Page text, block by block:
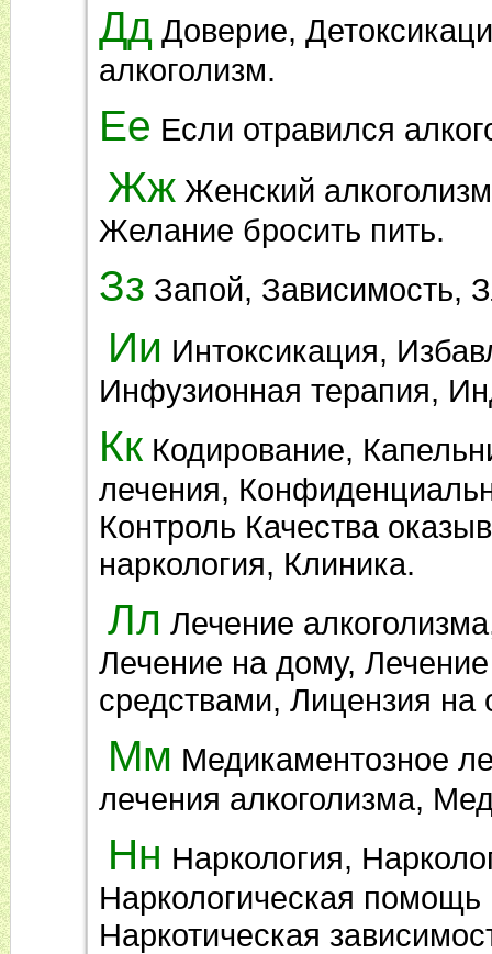
Дд Доверие,
алкоголизм.
Ее Если отравился
Жж Женский
Желание бросить пить.
Зз Запой, Зависимость,
Ии Интоксикация,
Инфузионная терапия,
Кк Кодирование,
лечения,
Контроль Качества
наркология, Клиника.
Лл Лечение
Лечение на дому,
средствами, Лицензия на
Мм Медикаментозное
лечения алкоголизма,
Нн Наркология,
Наркологическая помощь
Наркотическая